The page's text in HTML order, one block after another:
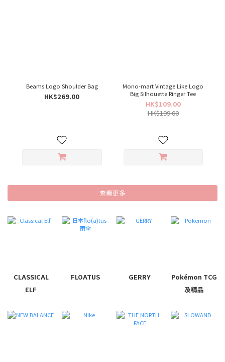
Beams Logo Shoulder Bag
HK$269.00
Mono-mart Vintage Like Logo
Big Silhouette Ringer Tee
HK$109.00
HK$199.00
查看更多
CLASSICAL
ELF
FLOATUS GERRY
Pokémon TCG
及精品